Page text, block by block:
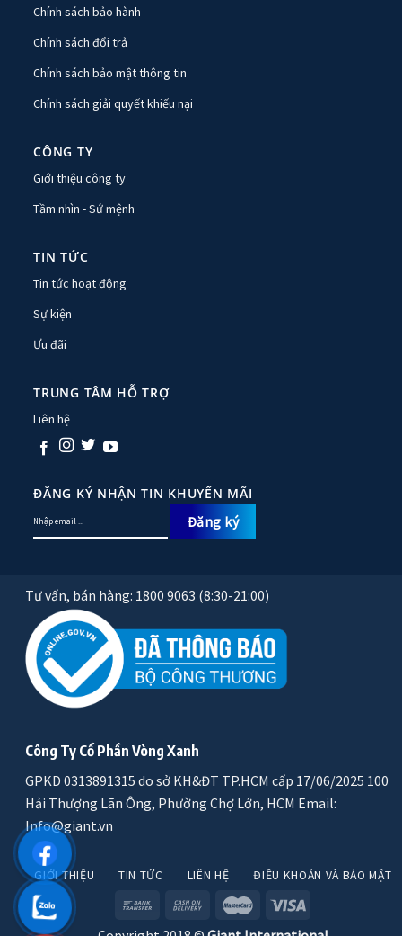
Chính sách bảo hành
Chính sách đổi trả
Chính sách bảo mật thông tin
Chính sách giải quyết khiếu nại
CÔNG TY
Giới thiệu công ty
Tầm nhìn - Sứ mệnh
TIN TỨC
Tin tức hoạt động
Sự kiện
Ưu đãi
TRUNG TÂM HỖ TRỢ
Liên hệ
ĐĂNG KÝ NHẬN TIN KHUYẾN MÃI
Tư vấn, bán hàng: 1800 9063 (8:30-21:00)
Công Ty Cổ Phần Vòng Xanh
GPKD 0313891315 do sở KH&ĐT TP.HCM cấp 17/06/2025 100
Hải Thượng Lãn Ông, Phường Chợ Lớn, HCM Email:
Info@giant.vn
GIỚI THIỆU TIN TỨC LIÊN HỆ ĐIỀU KHOẢN VÀ BẢO MẬT